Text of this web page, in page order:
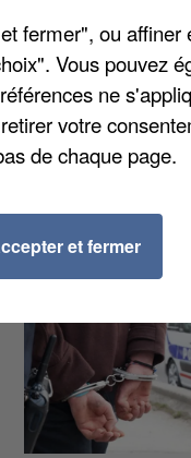
investis par une
à tout public de
Cette
et le cycle
fermer", ou affiner
Vous pouvez
ne
votre
de chaque page.
et fermer